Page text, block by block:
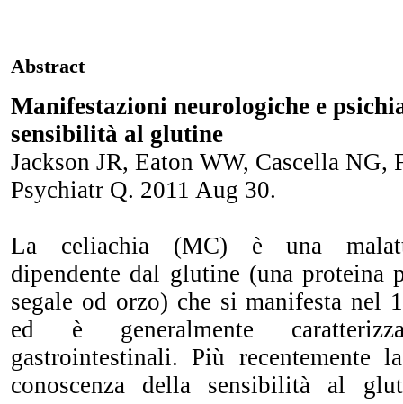
Abstract
Manifestazioni neurologiche e
sensibilità al glutine
Jackson JR, Eaton WW, Cascella
Psychiatr Q. 2011 Aug 30.
La celiachia (MC) è una
dipendente dal glutine (una proteina
segale od orzo) che si manifesta nel
ed è generalmente
gastrointestinali. Più recentemente
conoscenza della sensibilità al